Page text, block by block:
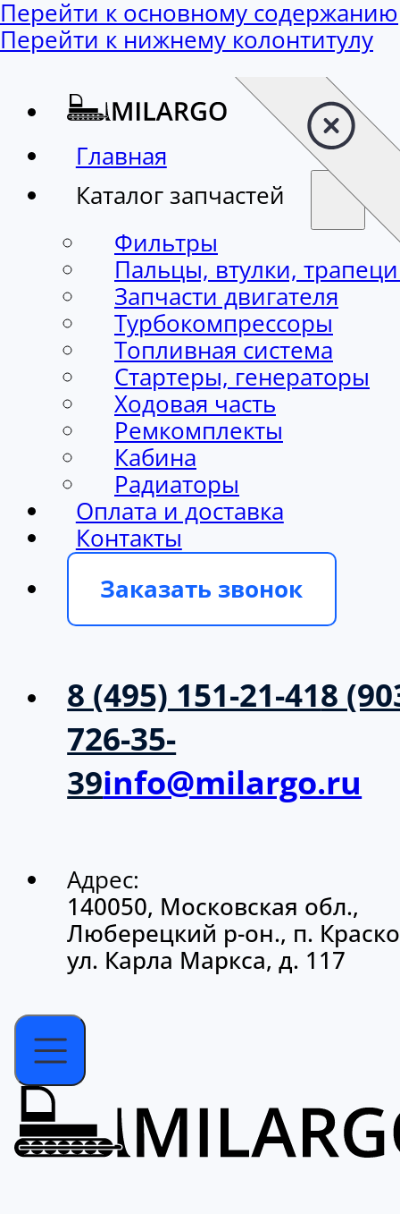
Перейти к основному содержанию
Перейти к нижнему колонтитулу
Главная
Каталог запчастей
Фильтры
Пальцы, втулки,
Запчасти двигателя
Турбокомпрессоры
Топливная система
Стартеры, генераторы
Ходовая часть
Ремкомплекты
Кабина
Радиаторы
Оплата и доставка
Контакты
Заказать звонок
8 (495) 151-21-418
726-35-
39info@milargo.ru
Адрес:
140050, Московская обл.,
Люберецкий р-он., п.
ул. Карла Маркса, д. 117